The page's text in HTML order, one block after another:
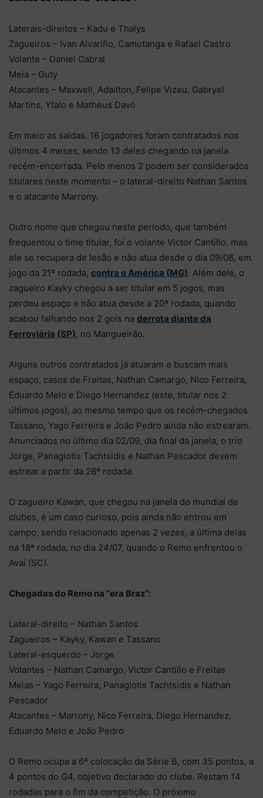
Laterais-direitos – Kadu e Thalys
Zagueiros – Ivan Alvariño, Camutanga e Rafael Castro
Volante – Daniel Cabral
Meia – Guty
Atacantes – Maxwell, Adailton, Felipe Vizeu, Gabryel
Martins, Ytalo e Matheus Davó
Em meio as saídas, 16 jogadores foram contratados nos
últimos 4 meses, sendo 13 deles chegando na janela
recém-encerrada. Pelo menos 2 podem ser considerados
titulares neste momento – o lateral-direito Nathan Santos
e o atacante Marrony.
Outro nome que chegou neste período, que também
frequentou o time titular, foi o volante Victor Cantillo, mas
ele se recupera de lesão e não atua desde o dia 09/08, em
jogo da 21ª rodada, contra o América (MG). Além dele, o
zagueiro Kayky chegou a ser titular em 5 jogos, mas
perdeu espaço e não atua desde a 20ª rodada, quando
acabou falhando nos 2 gols na derrota diante da
Ferroviária (SP), no Mangueirão.
Alguns outros contratados já atuaram e buscam mais
espaço, casos de Freitas, Nathan Camargo, Nico Ferreira,
Eduardo Melo e Diego Hernandez (este, titular nos 2
últimos jogos), ao mesmo tempo que os recém-chegados
Tassano, Yago Ferreira e João Pedro ainda não estrearam.
Anunciados no último dia 02/09, dia final da janela, o trio
Jorge, Panagiotis Tachtsidis e Nathan Pescador devem
estrear a partir da 26ª rodada.
O zagueiro Kawan, que chegou na janela do mundial de
clubes, é um caso curioso, pois ainda não entrou em
campo, sendo relacionado apenas 2 vezes, a última delas
na 18ª rodada, no dia 24/07, quando o Remo enfrentou o
Avaí (SC).
Chegadas do Remo na “era Braz”:
Lateral-direito – Nathan Santos
Zagueiros – Kayky, Kawan e Tassano
Lateral-esquerdo – Jorge
Volantes – Nathan Camargo, Victor Cantillo e Freitas
Meias – Yago Ferreira, Panagiotis Tachtsidis e Nathan
Pescador
Atacantes – Marrony, Nico Ferreira, Diego Hernandez,
Eduardo Melo e João Pedro
O Remo ocupa a 6ª colocação da Série B, com 35 pontos, a
4 pontos do G4, objetivo declarado do clube. Restam 14
rodadas para o fim da competição. O próximo